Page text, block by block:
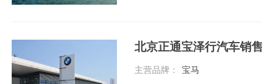
北京正通宝泽行汽车销
主营品牌：
宝马